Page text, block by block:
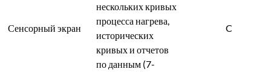
Сенсорный экран
нескольких кривых
процесса нагрева,
исторических
кривых и отчетов
по данным (7-
C